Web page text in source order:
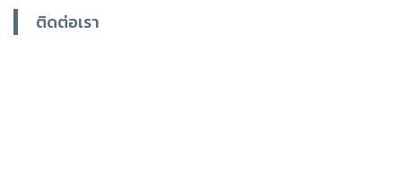
ติดต่อเรา